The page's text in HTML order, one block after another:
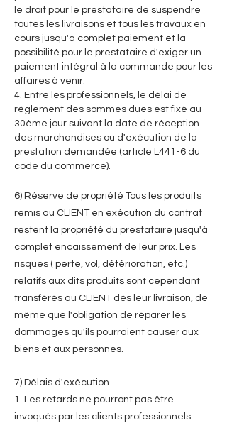
le droit pour le prestataire de suspendre
toutes les livraisons et tous les travaux en
cours jusqu'à complet paiement et la
possibilité pour le prestataire d'exiger un
paiement intégral à la commande pour les
affaires à venir.
4. Entre les professionnels, le délai de
règlement des sommes dues est fixé au
30ème jour suivant la date de réception
des marchandises ou d'exécution de la
prestation demandée (article L441-6 du
code du commerce).
​​6) Réserve de propriété Tous les produits
remis au CLIENT en exécution du contrat
restent la propriété du prestataire jusqu'à
complet encaissement de leur prix. Les
risques ( perte, vol, détérioration, etc.)
relatifs aux dits produits sont cependant
transférés au CLIENT dès leur livraison, de
même que l'obligation de réparer les
dommages qu'ils pourraient causer aux
biens et aux personnes.
7) Délais d'exécution
1. Les retards ne pourront pas être
invoqués par les clients professionnels